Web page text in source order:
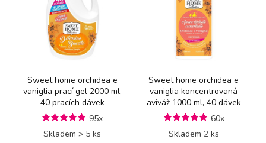
Sweet home orchidea e
vaniglia prací gel 2000 ml,
40 pracích dávek
95x
Skladem > 5 ks
Sweet home orchidea e
vaniglia koncentrovaná
aviváž 1000 ml, 40 dávek
60x
Skladem 2 ks